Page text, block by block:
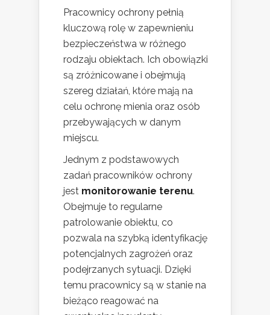
Pracownicy ochrony pełnią
kluczową rolę w zapewnieniu
bezpieczeństwa w różnego
rodzaju obiektach. Ich obowiązki
są zróżnicowane i obejmują
szereg działań, które mają na
celu ochronę mienia oraz osób
przebywających w danym
miejscu.
Jednym z podstawowych
zadań pracowników ochrony
jest monitorowanie terenu.
Obejmuje to regularne
patrolowanie obiektu, co
pozwala na szybką identyfikację
potencjalnych zagrożeń oraz
podejrzanych sytuacji. Dzięki
temu pracownicy są w stanie na
bieżąco reagować na